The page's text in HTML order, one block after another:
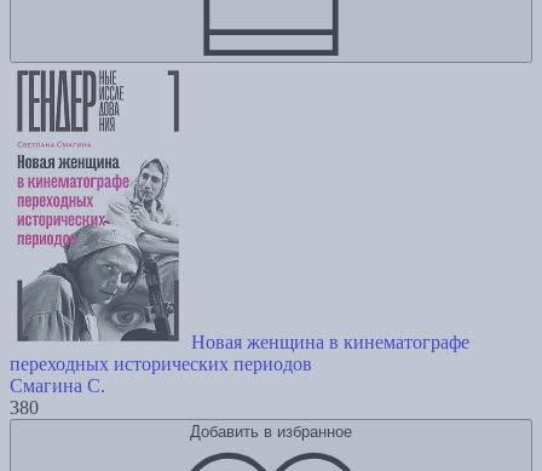
Новая женщина в кинематографе
переходных исторических периодов
Смагина С.
380
Добавить в избранное